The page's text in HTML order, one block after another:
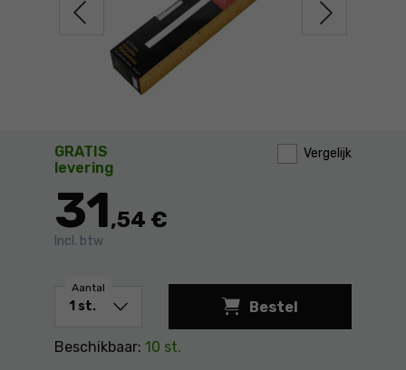
GRATIS
levering
Vergelijk
31,54 €
Incl. btw
Aantal
Bestel
Smeltlijm Acrylate
Beschikbaar: 10 st.